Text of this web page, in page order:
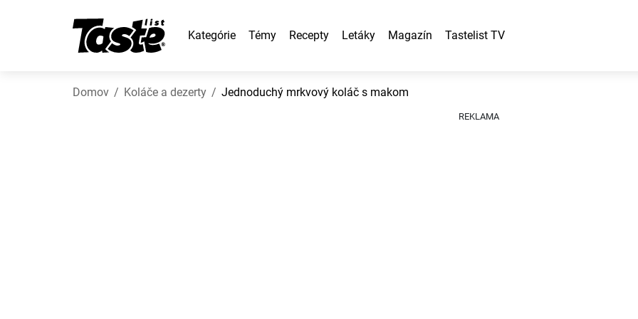
Kategórie Témy Recepty Letáky Magazín Tastelist TV
Domov Koláče a dezerty Jednoduchý mrkvový koláč s makom
REKLAMA